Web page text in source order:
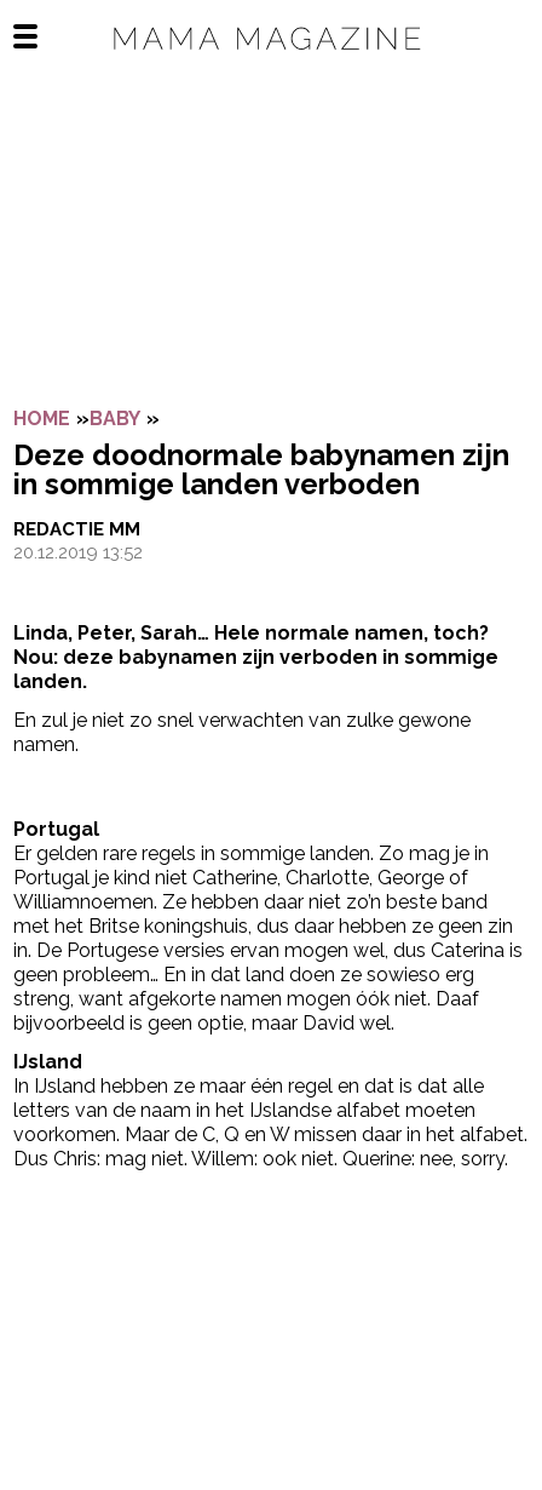
Open het mobiele menu
HOME »BABY »
Deze doodnormale babynamen zijn
in sommige landen verboden
REDACTIE MM
20.12.2019 13:52
Linda, Peter, Sarah… Hele normale namen, toch?
Nou: deze babynamen zijn verboden in sommige
landen.
En zul je niet zo snel verwachten van zulke gewone
namen.
Portugal
Er gelden rare regels in sommige landen. Zo mag je in
Portugal je kind niet Catherine, Charlotte, George of
Williamnoemen. Ze hebben daar niet zo’n beste band
met het Britse koningshuis, dus daar hebben ze geen zin
in. De Portugese versies ervan mogen wel, dus Caterina is
geen probleem… En in dat land doen ze sowieso erg
streng, want afgekorte namen mogen óók niet. Daaf
bijvoorbeeld is geen optie, maar David wel.
IJsland
In IJsland hebben ze maar één regel en dat is dat alle
letters van de naam in het IJslandse alfabet moeten
voorkomen. Maar de C, Q en W missen daar in het alfabet.
Dus Chris: mag niet. Willem: ook niet. Querine: nee, sorry.